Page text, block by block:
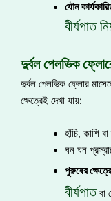
যৌন
বীর্যপাত
দুর্বল পেলভিক
দুর্বল পেলভিক ফ্লোর
ক্ষেত্রেই দেখা যায়:
হাঁচি, কাশি
ঘন ঘন
পুরুষের
বীর্যপাতবা